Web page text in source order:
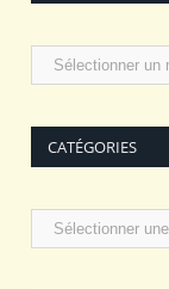
Archives
CATÉGORIES
Catégories